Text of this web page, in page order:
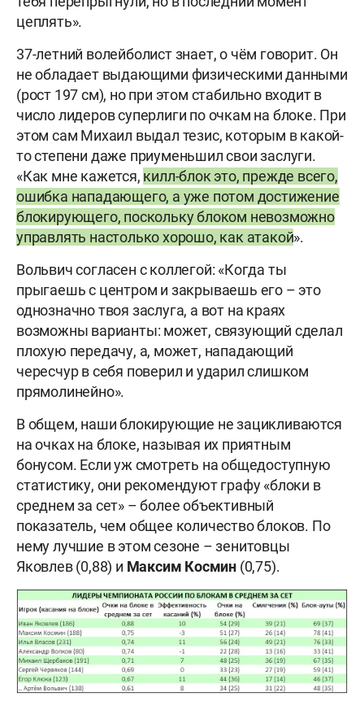
цеплять».
37-летний волейболист знает, о чём говорит. Он
не обладает выдающими физическими данными
(рост 197 см), но при этом стабильно входит в
число лидеров суперлиги по очкам на блоке. При
этом сам Михаил выдал тезис, которым в какой-
то степени даже приуменьшил свои заслуги.
«Как мне кажется, килл-блок это, прежде всего,
ошибка нападающего, а уже потом достижение
блокирующего, поскольку блоком невозможно
управлять настолько хорошо, как атакой».
Вольвич согласен с коллегой: «Когда ты
прыгаешь с центром и закрываешь его – это
однозначно твоя заслуга, а вот на краях
возможны варианты: может, связующий сделал
плохую передачу, а, может, нападающий
чересчур в себя поверил и ударил слишком
прямолинейно».
В общем, наши блокирующие не зацикливаются
на очках на блоке, называя их приятным
бонусом. Если уж смотреть на общедоступную
статистику, они рекомендуют графу «блоки в
среднем за сет» – более объективный
показатель, чем общее количество блоков. По
нему лучшие в этом сезоне – зенитовцы
Яковлев (0,88) и Максим Космин (0,75).